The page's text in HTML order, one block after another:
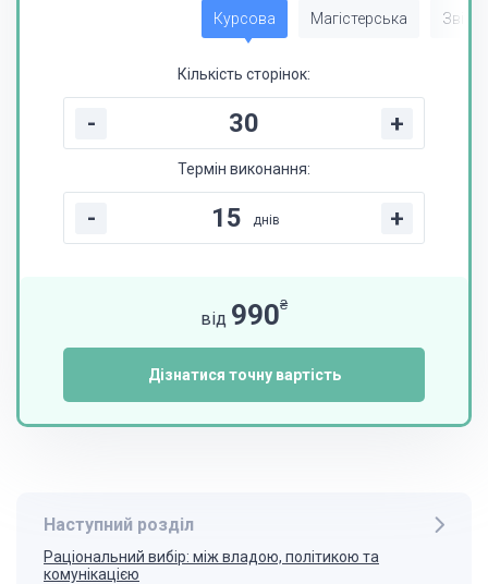
Курсова Магістерська Звіт
Кількість сторінок:
- +
Термін виконання:
- днів +
від 990₴
Дізнатися точну вартість
Наступний розділ
Раціональний вибір: між владою, політикою та
комунікацією